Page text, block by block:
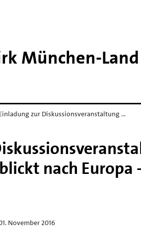
München-​Land
zur Diskussionsveranstaltung …
nach Europa
November 2016